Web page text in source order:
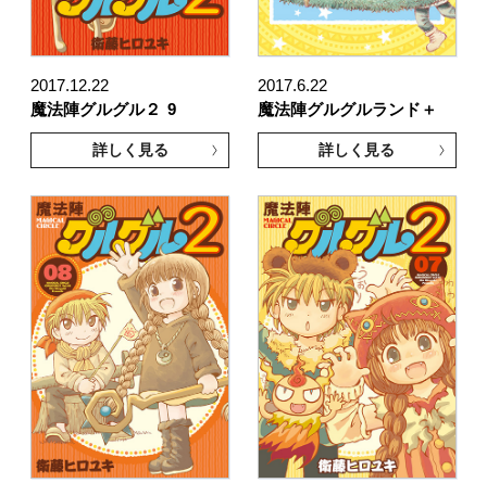
2017.12.22
魔法陣グルグル２ 9
詳しく見る
2017.6.22
魔法陣グルグルランド＋
詳しく見る